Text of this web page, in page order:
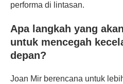
performa di lintasan.
Apa langkah yang
untuk mencegah
depan?
Joan Mir berencana untuk